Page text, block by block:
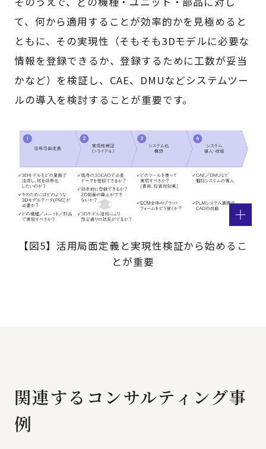
て、何から適用することが効率的かを見極めると
ともに、その実現性（そもそも3Dモデルに必要な
情報を登録できるか、登録するために工数が妥当
かなど）を検証し、CAE、DMUなどシステムツー
ルの導入を検討することが重要です。
【図5】活用局面定義と実現性検証から始めるこ
とが重要
関連するコンサルティング事
例